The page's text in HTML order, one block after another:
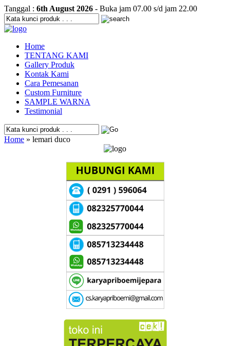
Tanggal : 6th August 2026 - Buka jam 07.00 s/d jam 22.00
Home
TENTANG KAMI
Gallery Produk
Kontak Kami
Cara Pemesanan
Custom Furniture
SAMPLE WARNA
Testimonial
Home » lemari duco